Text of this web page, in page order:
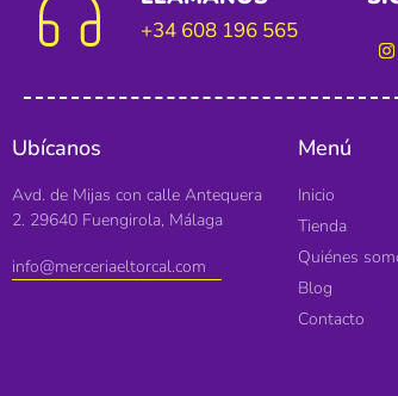
+34 608 196 565
Ubícanos
Avd. de Mijas con calle Antequera
2. 29640 Fuengirola, Málaga
info@merceriaeltorcal.com
Menú
Inicio
Tienda
Quiénes
Blog
Contacto